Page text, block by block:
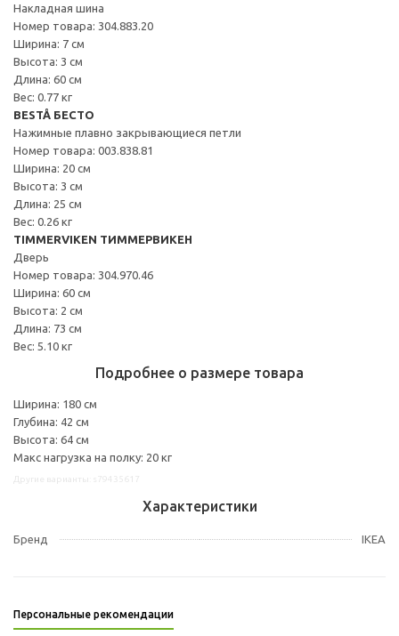
Накладная шина
Номер товара: 304.883.20
Ширина: 7 см
Высота: 3 см
Длина: 60 см
Вес: 0.77 кг
BESTÅ БЕСТО
Нажимные плавно закрывающиеся петли
Номер товара: 003.838.81
Ширина: 20 см
Высота: 3 см
Длина: 25 см
Вес: 0.26 кг
TIMMERVIKEN ТИММЕРВИКЕН
Дверь
Номер товара: 304.970.46
Ширина: 60 см
Высота: 2 см
Длина: 73 см
Вес: 5.10 кг
Подробнее о размере товара
Ширина: 180 см
Глубина: 42 см
Высота: 64 см
Макс нагрузка на полку: 20 кг
Характеристики
Бренд IKEA
Персональные рекомендации